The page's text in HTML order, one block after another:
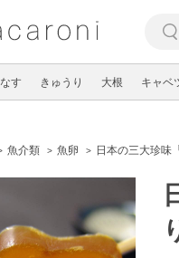
なす きゅうり 大根 キャベ
魚介類 魚卵 日本の三大珍味